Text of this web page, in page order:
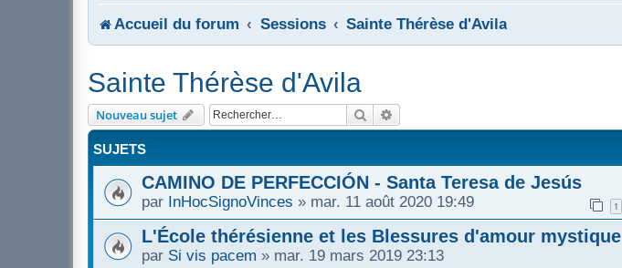
Accueil du forum Sessions Sainte Thérèse d'Avila
Sainte Thérèse d'Avila
Nouveau sujet Rechercher
SUJETS
CAMINO DE PERFECCIÓN - Santa Teresa de Jesús
par InHocSignoVinces » mar. 11 août 2020 19:49 1
L'École thérésienne et les Blessures d'amour mystique
par Si vis pacem » mar. 19 mars 2019 23:13